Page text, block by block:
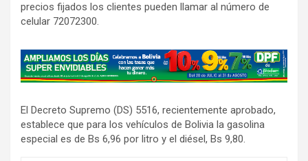
precios fijados los clientes pueden llamar al número de
celular 72072300.
A
d
e
r
t
El Decreto Supremo (DS) 5516, recientemente aprobado,
establece que para los vehículos de Bolivia la gasolina
especial es de Bs 6,96 por litro y el diésel, Bs 9,80.